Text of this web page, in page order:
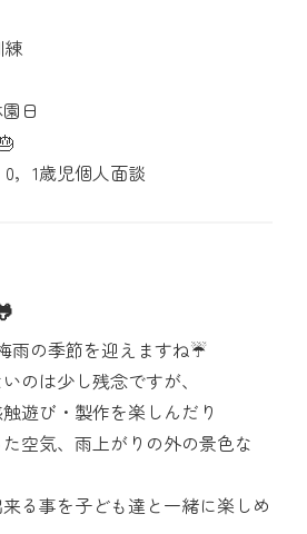
日
，1歳児個人面談
雨の季節を迎えますね☔
のは少し残念ですが、
遊び・製作を楽しんだり
空気、雨上がりの外の景色な
る事を子ども達と一緒に楽しめ